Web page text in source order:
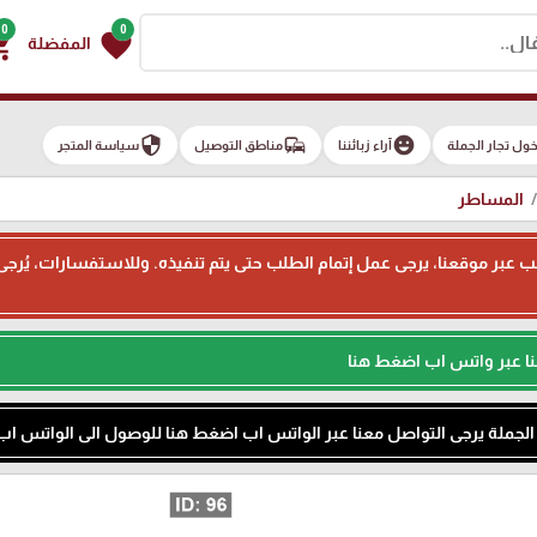
0
favorite المفضلة
0
تجار الجملة emoji_emotionsآراء زبائننا commuteمناطق التوصيل securityسياسة المتجر
المساطر
طلب عبر موقعنا، يرجى عمل إتمام الطلب حتى يتم تنفيذه. وللاستفسارات،
عبر واتس اب اضغط هنا
الجملة يرجى التواصل معنا عبر الواتس اب اضغط هنا للوصول الى الواتس